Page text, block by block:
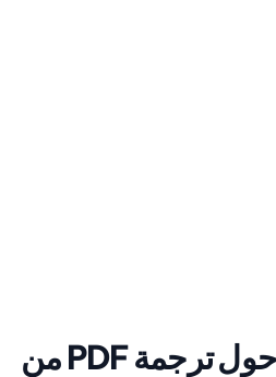
الأسئلة الشائعة حول ترجمة PDF من